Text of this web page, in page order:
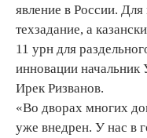
явление в России.
техзадание, а
11 урн для
инновации начальник
Ирек Ризванов.
«Во дворах многих
уже внедрен. У нас в